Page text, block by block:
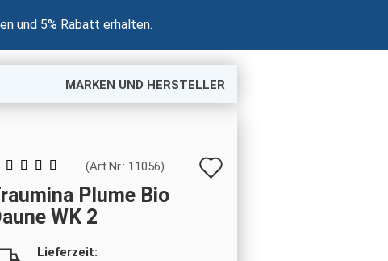
und 5% Rabatt erhalten.
MARKEN UND HERSTELLER
(Art.Nr.: 11056)
Plume Bio
WK 2
Lieferzeit: